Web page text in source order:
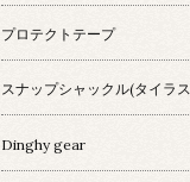
プロテクトテープ
スナップシャックル(タイラス
Dinghy gear